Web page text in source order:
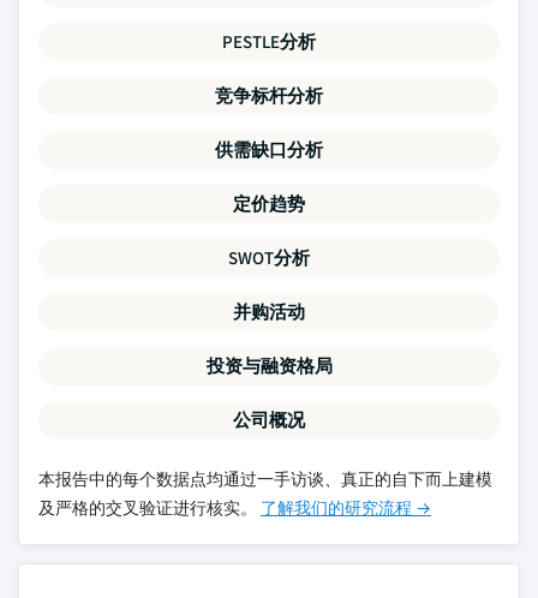
PESTLE分析
竞争标杆分析
供需缺口分析
定价趋势
SWOT分析
并购活动
投资与融资格局
公司概况
本报告中的每个数据点均通过一手访谈、真正的自下而上建模
及严格的交叉验证进行核实。 了解我们的研究流程 →